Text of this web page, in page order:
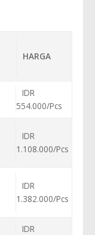
HARGA
IDR
554.000/Pcs
IDR
1.108.000/Pcs
IDR
1.382.000/Pcs
IDR